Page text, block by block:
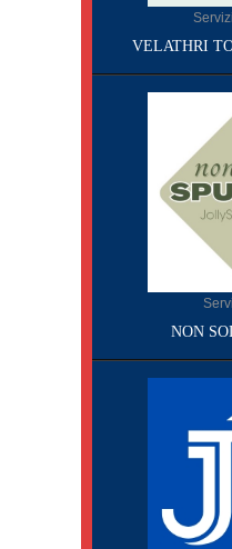
VELATHRI
NON